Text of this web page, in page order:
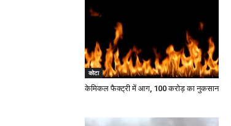
कोटा
केमिकल फैक्ट्री में आग, 100 करोड़ का नुकसान